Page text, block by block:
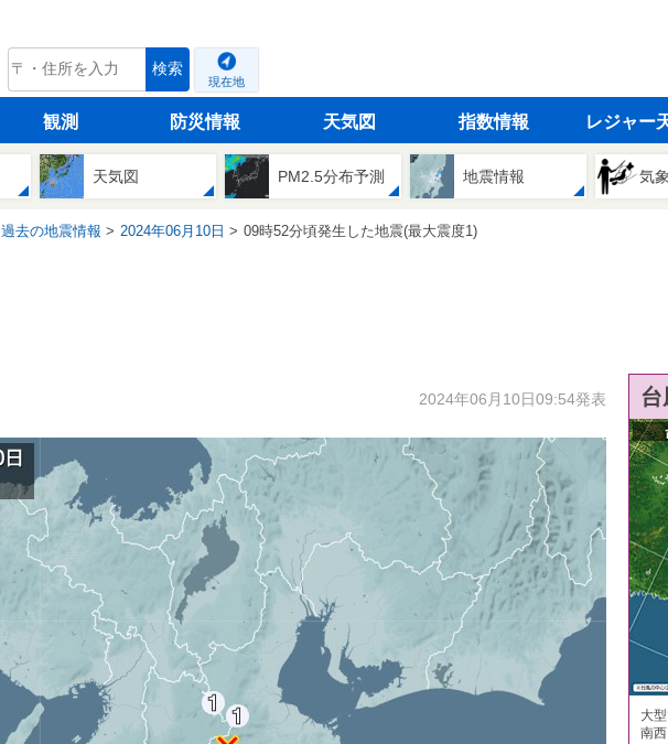
tenki.jp 検索
現在地
観測 防災情報 天気図 指数情報 レジャー
天気図 PM2.5分布予測 地震情報 気
過去の地震情報 2024年06月10日 09時52分頃発生した地震(最大震度1)
2024年06月10日09:54発表
大
南